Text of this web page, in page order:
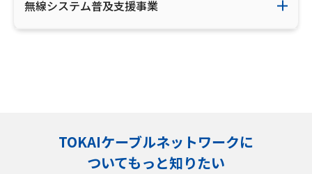
無線システム普及支援事業
TOKAIケーブルネットワークに
ついてもっと知りたい